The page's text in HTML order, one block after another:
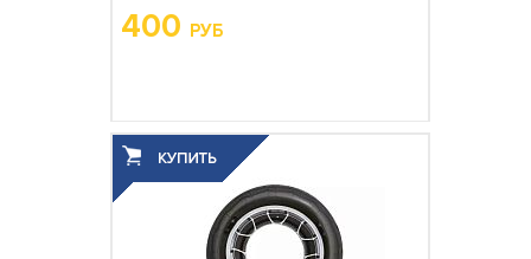
400 РУБ
Объём упаковки, м